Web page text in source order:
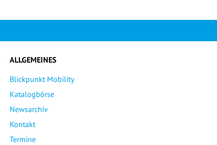
ALLGEMEINES
Blickpunkt Mobility
Katalogbörse
Newsarchiv
Kontakt
Termine